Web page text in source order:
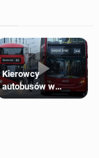
Kierowcy
autobusów w
Londynie